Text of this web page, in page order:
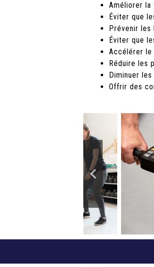
Améliorer la
Éviter que
Prévenir les
Éviter que
Accélérer le
Réduire les
Diminuer
Offrir des